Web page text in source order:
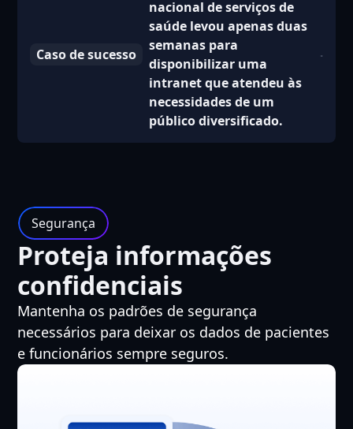
Caso de sucesso
nacional de serviços de
saúde levou apenas duas
semanas para
disponibilizar uma
intranet que atendeu às
necessidades de um
público diversificado.
Segurança
Proteja informações
confidenciais
Mantenha os padrões de segurança
necessários para deixar os dados de pacientes
e funcionários sempre seguros.